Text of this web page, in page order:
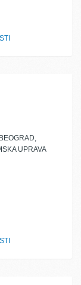
UPRAVA